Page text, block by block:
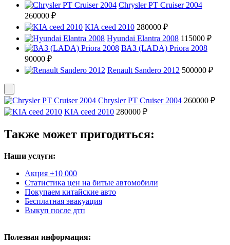
Chrysler PT Cruiser 2004
260000 ₽
KIA ceed 2010 280000 ₽
Hyundai Elantra 2008 115000 ₽
ВАЗ (LADA) Priora 2008
90000 ₽
Renault Sandero 2012 500000 ₽
Chrysler PT Cruiser 2004 260000 ₽
KIA ceed 2010 280000 ₽
Также может пригодиться:
Наши услуги:
Акция +10 000
Статистика цен на битые автомобили
Покупаем китайские авто
Бесплатная эвакуация
Выкуп после дтп
Полезная информация: